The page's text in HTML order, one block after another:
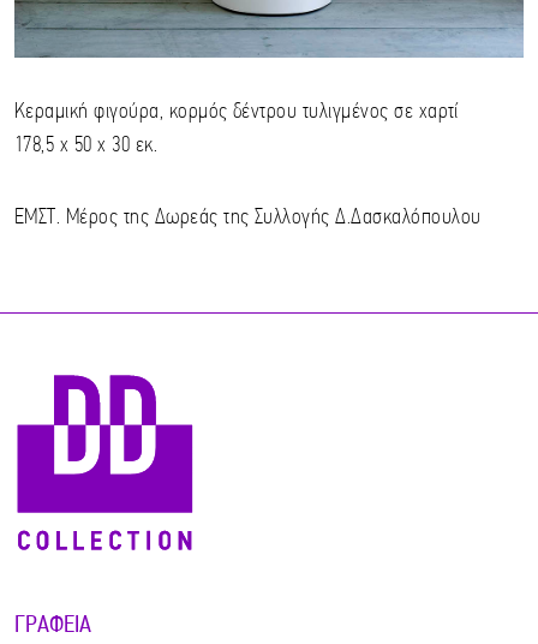
Κεραμική φιγούρα, κορμός δέντρου τυλιγμένος σε χαρτί
178,5 x 50 x 30 εκ.
ΕΜΣΤ. Μέρος της Δωρεάς της Συλλογής Δ.Δασκαλόπουλου
ΓΡΑΦΕΊΑ